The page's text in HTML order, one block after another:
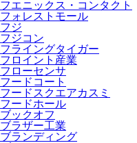
フエニックス・コンタクト
フォレストモール
フジ
フジコン
フライングタイガー
フロイント産業
フローセンサ
フードコート
フードスクエアカスミ
フードホール
ブックオフ
ブラザー工業
ブランディング